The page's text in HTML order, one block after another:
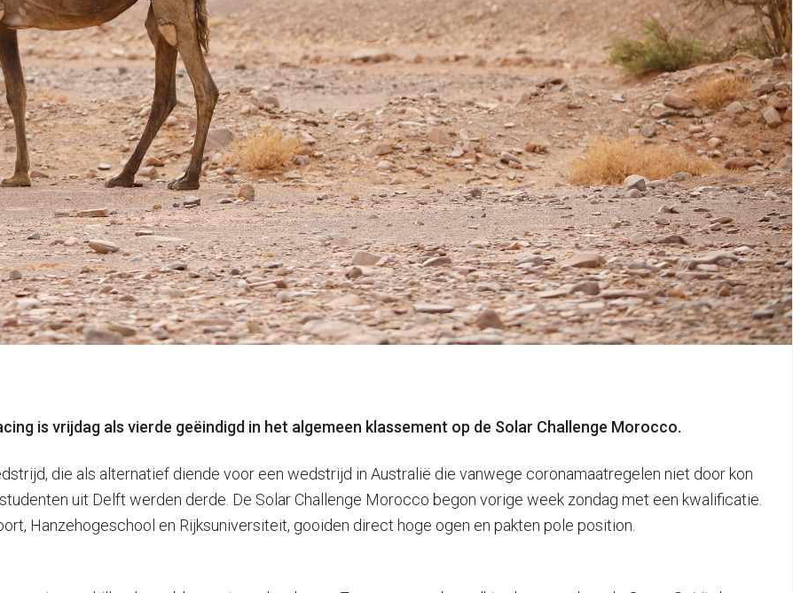
is vrijdag als vierde geëindigd in het algemeen klassement op de Solar Challenge Morocco.
die als alternatief diende voor een wedstrijd in Australië die vanwege coronamaatregelen niet door kon
uit Delft werden derde. De Solar Challenge Morocco begon vorige week zondag met een kwalificatie.
Hanzehogeschool en Rijksuniversiteit, gooiden direct hoge ogen en pakten pole position.